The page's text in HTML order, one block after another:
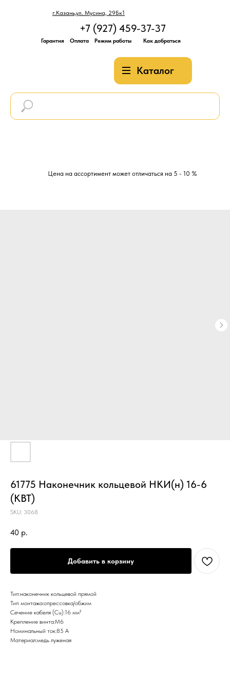
г.Казань,ул. Мусина, 29Бк1
Каталог
+7 (927) 459-37-37
Гарантия Оплата Режим работы Как добраться
Цена на ассортимент может отличаться на 5 - 10 %
61775 Наконечник кольцевой НКИ(н) 16-6
(КВТ)
SKU: 3068
40 р.
Добавить в корзину
Тип:наконечник кольцевой прямой
Тип монтажа:опрессовка/обжим
Сечение кабеля (Cu):16 мм²
Крепление винта:М6
Номинальный ток:85 А
Материал:медь луженая